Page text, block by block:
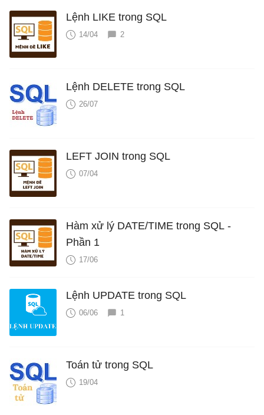
Lệnh LIKE trong SQL
14/04 2
Lệnh DELETE trong SQL
26/07
LEFT JOIN trong SQL
07/04
Hàm xử lý DATE/TIME trong SQL -
Phần 1
17/06
Lệnh UPDATE trong SQL
06/06 1
Toán tử trong SQL
19/04